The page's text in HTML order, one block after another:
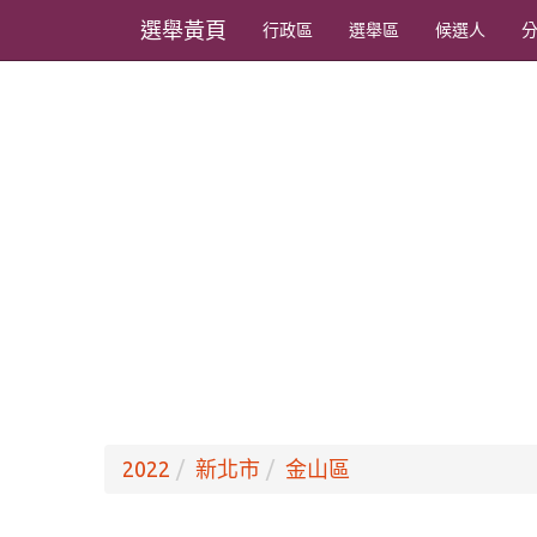
選舉黃頁 行政區 選舉區 候選人
2022 新北市 金山區